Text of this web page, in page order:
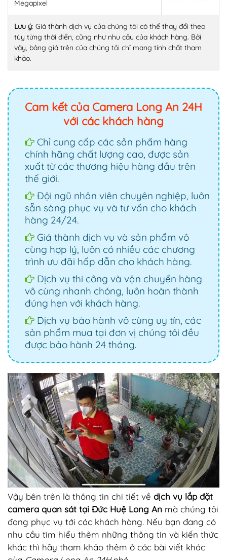
Megapixel
Lưu ý: Giá thành dịch vụ của chúng tôi có thể thay đổi theo
tùy từng thời điển, cũng như nhu cầu của khách hàng. Bởi
vậy, bảng giá trên của chúng tôi chỉ mang tính chất tham
khảo.
Cam kết của Camera Long An 24H
với các khách hàng
Chỉ cung cấp các sản phẩm hàng
chính hãng chất lượng cao, được sản
xuất từ các thương hiệu hàng đầu trên
thế giới.
Đội ngũ nhân viên chuyên nghiệp, luôn
sẵn sàng phục vụ và tư vấn cho khách
hàng 24/24.
Giá thành dịch vụ và sản phẩm vô
cùng hợp lý, luôn có nhiều các chương
trình ưu đãi hấp dẫn cho khách hàng.
Dịch vụ thi công và vận chuyển hàng
vô cùng nhanh chóng, luôn hoàn thành
đúng hẹn với khách hàng.
Dịch vụ bảo hành vô cùng uy tín, các
sản phẩm mua tại đơn vị chúng tôi đều
được bảo hành 24 tháng.
Vậy bên trên là thông tin chi tiết về dịch vụ lắp đặt
camera quan sát tại Đức Huệ Long An mà chúng tôi
đang phục vụ tới các khách hàng. Nếu bạn đang có
nhu cầu tìm hiểu thêm những thông tin và kiến thức
khác thì hãy tham khảo thêm ở các bài viết khác